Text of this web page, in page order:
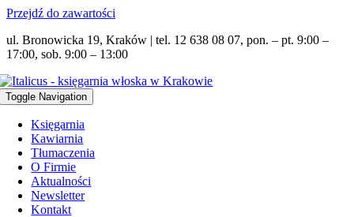
Przejdź do zawartości
ul. Bronowicka 19, Kraków | tel. 12 638 08 07, pon. – pt. 9:00 –
17:00, sob. 9:00 – 13:00
Toggle Navigation
Księgarnia
Kawiarnia
Tłumaczenia
O Firmie
Aktualności
Newsletter
Kontakt